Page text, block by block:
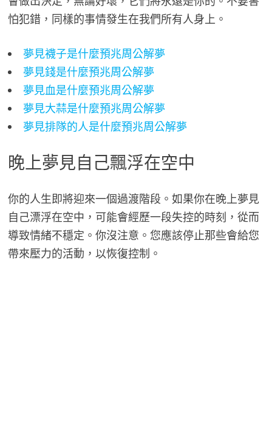
怕犯錯，同樣的事情發生在我們所有人身上。
夢見襪子是什麼預兆周公解夢
夢見錢是什麼預兆周公解夢
夢見血是什麼預兆周公解夢
夢見大蒜是什麼預兆周公解夢
夢見排隊的人是什麼預兆周公解夢
晚上夢見自己飄浮在空中
你的人生即將迎來一個過渡階段。如果你在晚上夢見
自己漂浮在空中，可能會經歷一段失控的時刻，從而
導致情緒不穩定。你沒注意。您應該停止那些會給您
帶來壓力的活動，以恢復控制。